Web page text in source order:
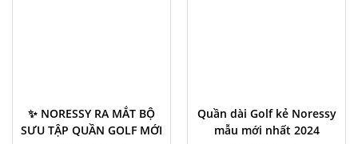
✨ NORESSY RA MẮT BỘ
SƯU TẬP QUẦN GOLF MỚI
Quần dài Golf kẻ Noressy
mẫu mới nhất 2024